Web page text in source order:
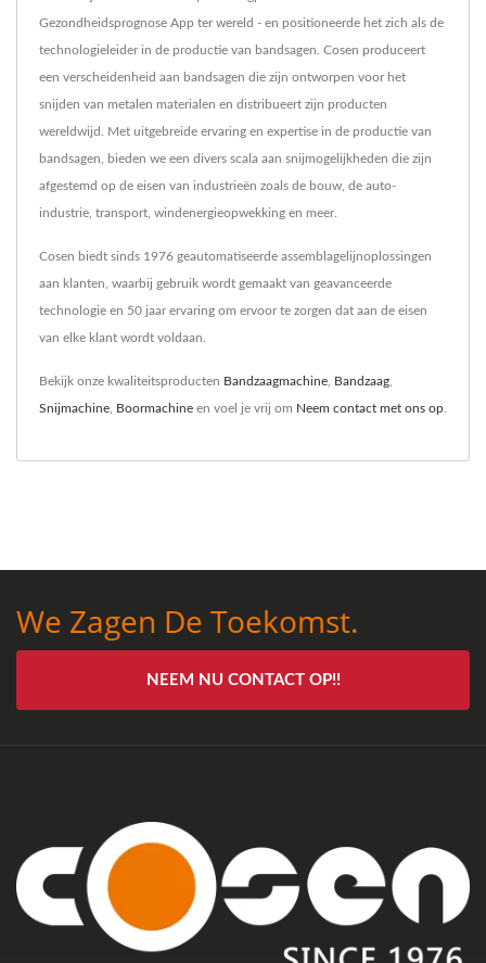
Gezondheidsprognose App ter wereld - en positioneerde het zich als de
technologieleider in de productie van bandsagen. Cosen produceert
een verscheidenheid aan bandsagen die zijn ontworpen voor het
snijden van metalen materialen en distribueert zijn producten
wereldwijd. Met uitgebreide ervaring en expertise in de productie van
bandsagen, bieden we een divers scala aan snijmogelijkheden die zijn
afgestemd op de eisen van industrieën zoals de bouw, de auto-
industrie, transport, windenergieopwekking en meer.
Cosen biedt sinds 1976 geautomatiseerde assemblagelijnoplossingen
aan klanten, waarbij gebruik wordt gemaakt van geavanceerde
technologie en 50 jaar ervaring om ervoor te zorgen dat aan de eisen
van elke klant wordt voldaan.
Bekijk onze kwaliteitsproducten Bandzaagmachine Bandzaag
Snijmachine Boormachine en voel je vrij om Neem contact met ons op
We Zagen De Toekomst.
NEEM NU CONTACT OP!!